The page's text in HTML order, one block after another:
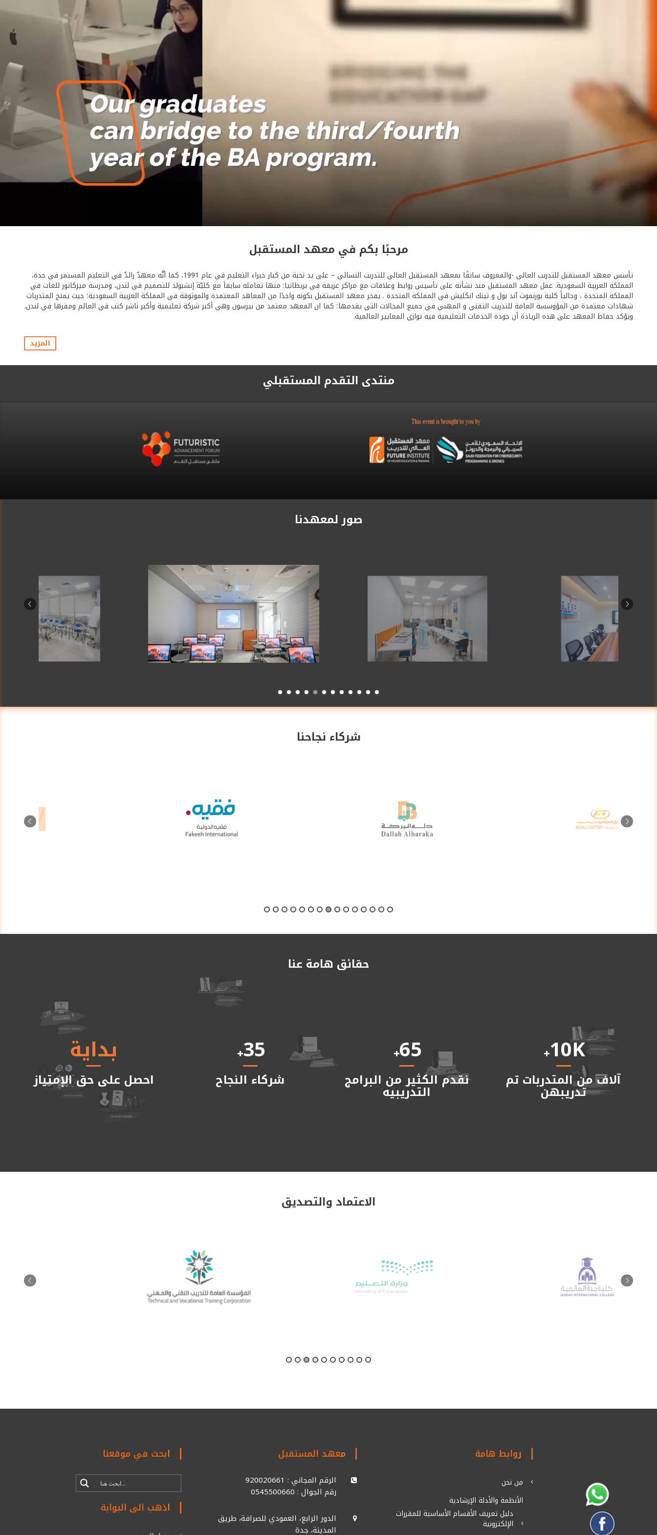
مرحبًا بكم في معهد المستقبل
تأسس معهد المستقبل للتدريب العالي -والمعروف سابقًا بمعهد المستقبل العالي للتدريب النسائي – على يد نخبة من كبار خبراء التعليم في عام 1991، كما أنَّه معهدٌ رائدٌ في التعليم المستمر في جدة،
المملكة العربية السعودية. عمل معهد المستقبل منذ نشأته على تأسيس روابط وعلاقات مع مراكز عريقة في بريطانيا: منها تعامله سابقاَ مع كليّة إنشبولد للتصميم في لندن، ومدرسة ميركاتور للغات في
المملكة المتحدة ، وحالياً كلية بورنموث آند بول و ثينك انكليش في المملكة المتحدة . يفخر معهد المستقبل بكونه واحدًا من المعاهد المعتمدة والموثوقة في المملكة العربية السعودية؛ حيث يمنح المتدربات
شهادات معتمدة من المؤوسسة العامة للتدريب التقني و المهني في جميع المجالات التي يقدمها؛ كما ان المعهد معتمد من بيرسون وهي أكبر شركة تعليمية وأكبر ناشر كتب في العالم ومقرها في لندن.
ويؤكد حفاظ المعهد على هذه الريادة أن جودة الخدمات التعليمية فيه توازي المعايير العالمية.
المزيد
منتدى التقدم المستقبلي
صور لمعهدنا
شركاء نجاحنا
حقائق هامة عنا
بداية
احصل على حق الإمتياز
35
شركاء النجاح
65
نقدم الكثير من البرامج
التدريبيه
10K
آلاف من المتدربات تم
تدريبهن
الاعتماد والتصديق
ابحث في موقعنا
اذهب الى البوابة
معهد المستقبل
الرقم المجاني : 920020661
رقم الجوال : 0545500660
الدور الرابع، العمودي للصرافة، طريق
المدينة، جدة
روابط هامة
من نحن
الأنظمة والأدلة الإرشادية
دليل تعريف الأقسام الأساسية للمقررات
الإلكترونية